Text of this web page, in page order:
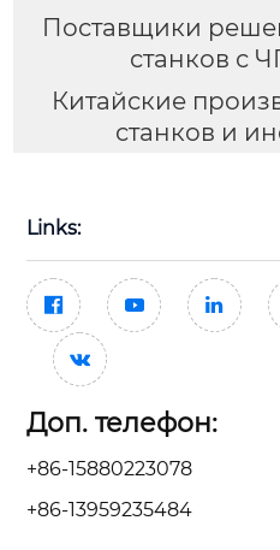
Поставщики
станков с
Китайские
станков и
Links:
  

Доп. телефон:
+86-15880223078
+86-13959235484